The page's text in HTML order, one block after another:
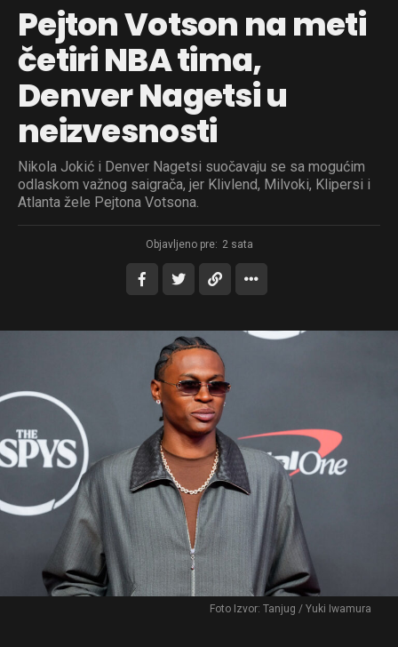
Pejton Votson na meti
četiri NBA tima,
Denver Nagetsi u
neizvesnosti
Nikola Jokić i Denver Nagetsi suočavaju se sa mogućim
odlaskom važnog saigrača, jer Klivlend, Milvoki, Klipersi i
Atlanta žele Pejtona Votsona.
Objavljeno pre: 2 sata
Foto Izvor: Tanjug / Yuki Iwamura